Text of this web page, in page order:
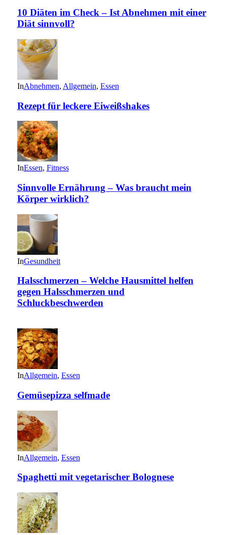
10 Diäten im Check – Ist Abnehmen mit einer
Diät sinnvoll?
InAbnehmen, Allgemein, Essen
Rezept für leckere Eiweißshakes
InEssen, Fitness
Sinnvolle Ernährung – Was braucht mein
Körper wirklich?
InGesundheit
Halsschmerzen – Welche Hausmittel helfen
gegen Halsschmerzen und
Schluckbeschwerden
InAllgemein, Essen
Gemüsepizza selfmade
InAllgemein, Essen
Spaghetti mit vegetarischer Bolognese